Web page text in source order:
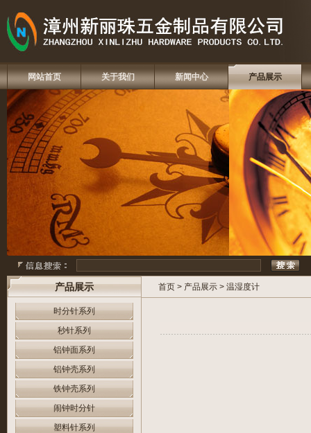
网站首页 关于我们 新闻中心 产品展示
产品展示
时分针系列
秒针系列
铝钟面系列
铝钟壳系列
铁钟壳系列
闹钟时分针
塑料针系列
首页 > 产品展示 > 温湿度计